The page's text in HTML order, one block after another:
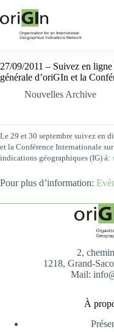
27/09/2011 – Suivez en
générale d’oriGIn et la
Nouvelles Archive
Le 29 et 30 septembre suivez en
et la Conférence Internationale
indications géographiques (IG) á:
Pour plus d’information:
2,
1218, Grand-
Mail:
À